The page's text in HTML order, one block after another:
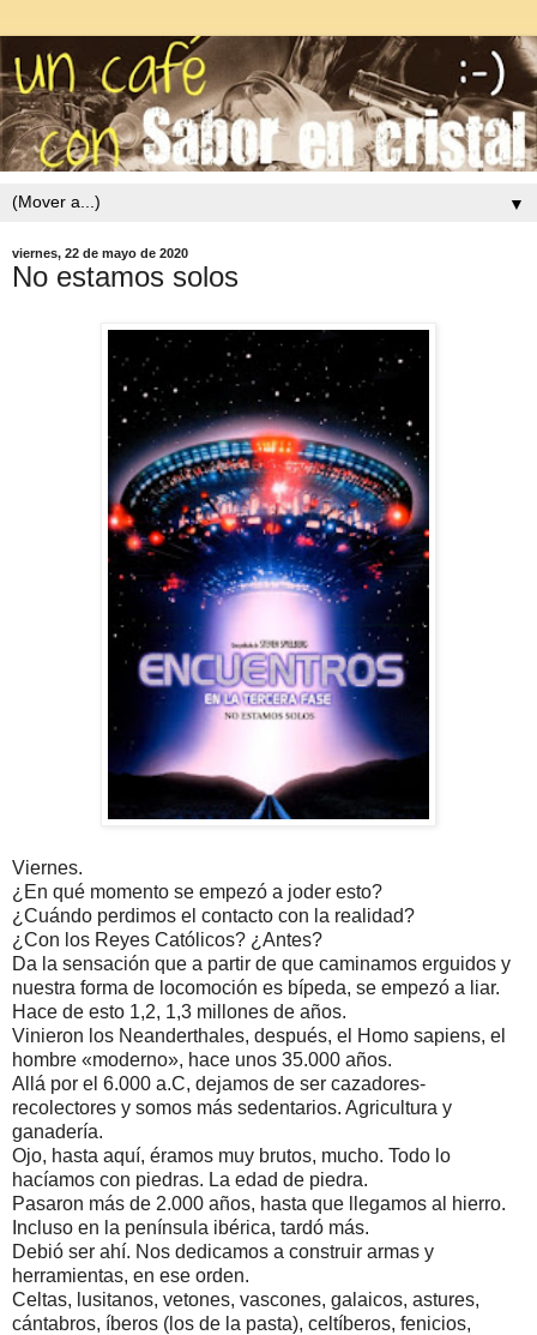
▼
viernes, 22 de mayo de 2020
No estamos solos
Viernes.
¿En qué momento se empezó a joder esto?
¿Cuándo perdimos el contacto con la realidad?
¿Con los Reyes Católicos? ¿Antes?
Da la sensación que a partir de que caminamos erguidos y
nuestra forma de locomoción es bípeda, se empezó a liar.
Hace de esto 1,2, 1,3 millones de años.
Vinieron los Neanderthales, después, el Homo sapiens, el
hombre «moderno», hace unos 35.000 años.
Allá por el 6.000 a.C, dejamos de ser cazadores-
recolectores y somos más sedentarios. Agricultura y
ganadería.
Ojo, hasta aquí, éramos muy brutos, mucho. Todo lo
hacíamos con piedras. La edad de piedra.
Pasaron más de 2.000 años, hasta que llegamos al hierro.
Incluso en la península ibérica, tardó más.
Debió ser ahí. Nos dedicamos a construir armas y
herramientas, en ese orden.
Celtas, lusitanos, vetones, vascones, galaicos, astures,
cántabros, íberos (los de la pasta), celtíberos, fenicios,